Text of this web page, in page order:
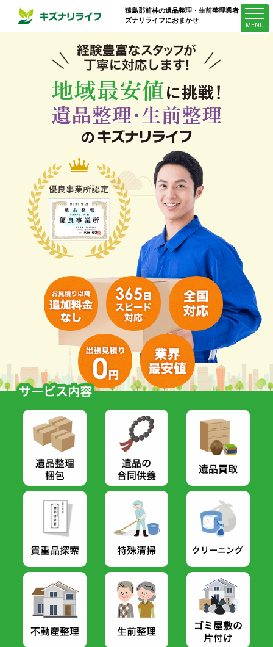
猿島郡前林の遺品整理・生前整理業者はキ
ズナリライフにおまかせ